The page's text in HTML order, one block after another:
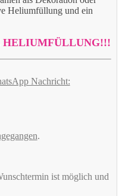
Heliumfüllung und ein
HELIUMFÜLLUNG!!!
Nachricht:
.
ist möglich und